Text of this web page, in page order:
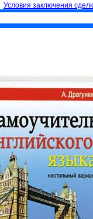
Условия заключения